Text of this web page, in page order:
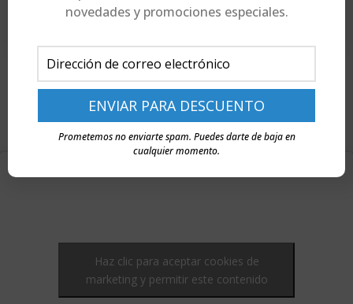
Haz clic para aceptar cookies de
marketing y permitir este contenido
novedades y promociones especiales.
Prometemos no enviarte spam. Puedes darte de baja en
cualquier momento.